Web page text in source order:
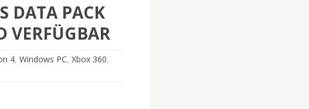
DATA PACK
VERFÜGBAR
4, Windows PC, Xbox 360,